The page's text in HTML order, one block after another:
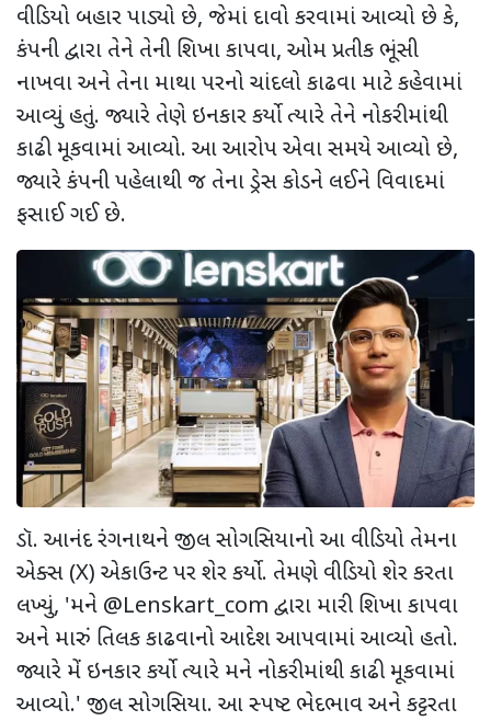
વીડિયો બહાર પાડ્યો છે, જેમાં દાવો કરવામાં આવ્યો છે કે,
કંપની દ્વારા તેને તેની શિખા કાપવા, ઓમ પ્રતીક ભૂંસી
નાખવા અને તેના માથા પરનો ચાંદલો કાઢવા માટે કહેવામાં
આવ્યું હતું. જ્યારે તેણે ઇનકાર કર્યો ત્યારે તેને નોકરીમાંથી
કાઢી મૂકવામાં આવ્યો. આ આરોપ એવા સમયે આવ્યો છે,
જ્યારે કંપની પહેલાથી જ તેના ડ્રેસ કોડને લઈને વિવાદમાં
ફસાઈ ગઈ છે.
ડૉ. આનંદ રંગનાથને જીલ સોગસિયાનો આ વીડિયો તેમના
એક્સ (X) એકાઉન્ટ પર શેર કર્યો. તેમણે વીડિયો શેર કરતા
લખ્યું, 'મને @Lenskart_com દ્વારા મારી શિખા કાપવા
અને મારું તિલક કાઢવાનો આદેશ આપવામાં આવ્યો હતો.
જ્યારે મેં ઇનકાર કર્યો ત્યારે મને નોકરીમાંથી કાઢી મૂકવામાં
આવ્યો.' જીલ સોગસિયા. આ સ્પષ્ટ ભેદભાવ અને કટ્ટરતા